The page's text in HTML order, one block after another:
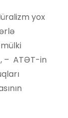
yox
, – ATƏT-in